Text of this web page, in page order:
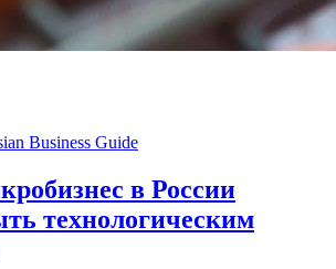
Business Guide
в России
технологическим